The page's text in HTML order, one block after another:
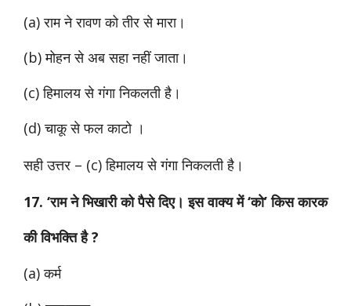
(a) राम ने रावण को तीर से मारा।
(b) मोहन से अब सहा नहीं जाता।
(c) हिमालय से गंगा निकलती है।
(d) चाकू से फल काटो ।
सही उत्तर – (c) हिमालय से गंगा निकलती है।
17. ‘राम ने भिखारी को पैसे दिए। इस वाक्य में ‘को’ किस कारक
की विभक्ति है ?
(a) कर्म